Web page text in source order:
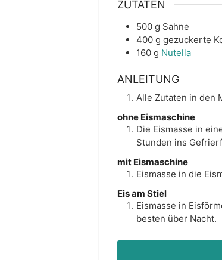
ZUTATEN
500 g Sahne
400 g gezuckerte
160 g Nutella
ANLEITUNG
Alle Zutaten in den
ohne Eismaschine
Die Eismasse in
Stunden ins
mit Eismaschine
Eismasse in die
Eis am Stiel
Eismasse in
besten über Nacht.